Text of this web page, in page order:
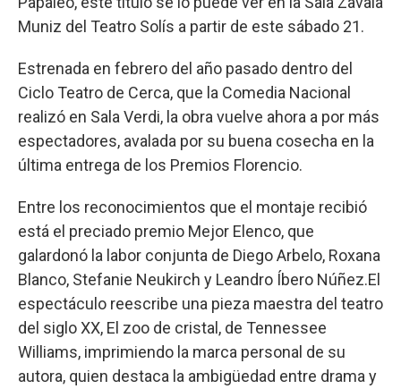
Muniz del Teatro Solís a partir de este sábado 21.
Estrenada en febrero del año pasado dentro del
Ciclo Teatro de Cerca, que la Comedia Nacional
realizó en Sala Verdi, la obra vuelve ahora a por más
espectadores, avalada por su buena cosecha en la
última entrega de los Premios Florencio.
Entre los reconocimientos que el montaje recibió
está el preciado premio Mejor Elenco, que
galardonó la labor conjunta de Diego Arbelo, Roxana
Blanco, Stefanie Neukirch y Leandro Íbero Núñez.El
espectáculo reescribe una pieza maestra del teatro
del siglo XX, El zoo de cristal, de Tennessee
Williams, imprimiendo la marca personal de su
autora, quien destaca la ambigüedad entre drama y